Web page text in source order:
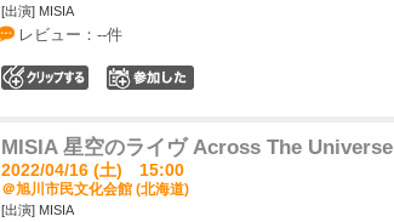
[出演] MISIA
レビュー：--件
MISIA 星空のライヴ Across The Universe
2022/04/16 (土) 15:00
＠旭川市民文化会館 (北海道)
[出演] MISIA